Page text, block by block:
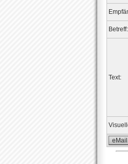
Betreff:
Text: